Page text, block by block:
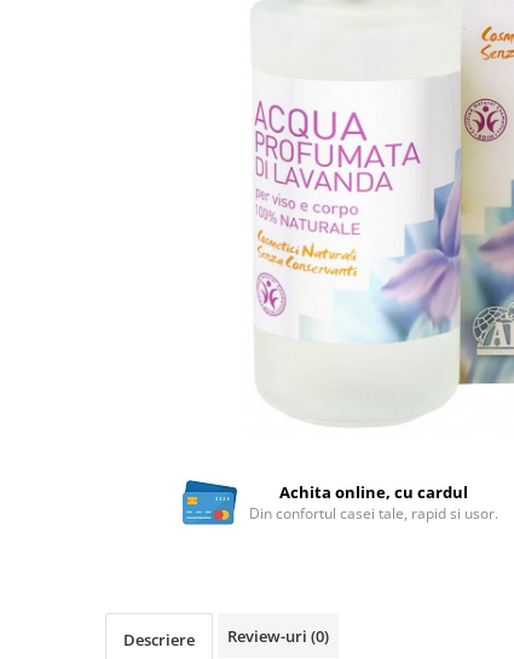
Seminte din plante oleaginoase
Fructe si legume Bio
Bauturi vegetale
Achita online, cu cardul
Din confortul casei tale, rapid si usor.
Descriere Review-uri (0)